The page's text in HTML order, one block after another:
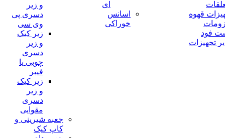
قهوه
فود
تجهیزات
ای
اسانس
خوراکی
و زیر
دسری پی
وی سی
زیر کیک
و زیر
دسری
چوبی یا
فیبر
زیر کیک
و زیر
دسری
مقوایی
جعبه شیرینی و
کاپ کیک